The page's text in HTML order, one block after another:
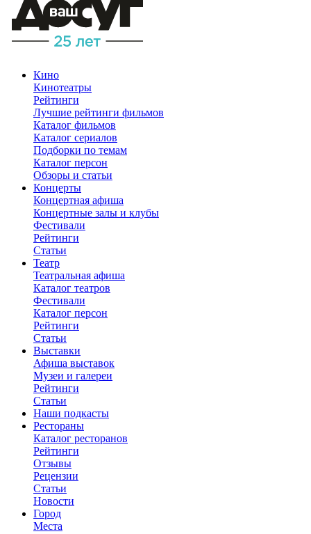
Кино
Кинотеатры
Рейтинги
Лучшие рейтинги фильмов
Каталог фильмов
Каталог сериалов
Подборки по темам
Каталог персон
Обзоры и статьи
Концерты
Концертная афиша
Концертные залы и клубы
Фестивали
Рейтинги
Статьи
Театр
Театральная афиша
Каталог театров
Фестивали
Каталог персон
Рейтинги
Статьи
Выставки
Афиша выставок
Музеи и галереи
Рейтинги
Статьи
Наши подкасты
Рестораны
Каталог ресторанов
Рейтинги
Отзывы
Рецензии
Статьи
Новости
Город
Места